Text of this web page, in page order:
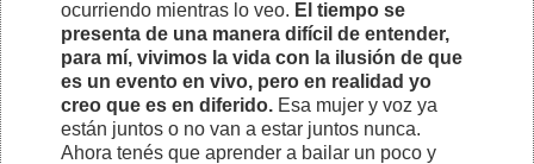
ocurriendo mientras lo veo. El tiempo se
presenta de una manera difícil de entender,
para mí, vivimos la vida con la ilusión de que
es un evento en vivo, pero en realidad yo
creo que es en diferido. Esa mujer y voz ya
están juntos o no van a estar juntos nunca.
Ahora tenés que aprender a bailar un poco y